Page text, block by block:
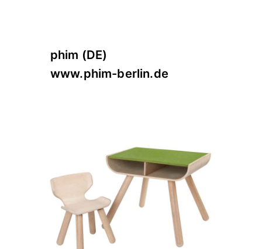
phim (DE)
www.phim-berlin.de